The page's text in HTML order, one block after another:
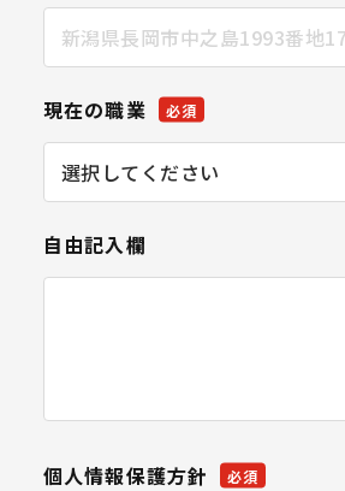
現在の職業 必須
自由記入欄
個人情報保護方針 必須